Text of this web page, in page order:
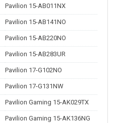
Pavilion 15-AB011NX
Pavilion 15-AB141NO
Pavilion 15-AB220NO
Pavilion 15-AB283UR
Pavilion 17-G102NO
Pavilion 17-G131NW
Pavilion Gaming 15-AK029TX
Pavilion Gaming 15-AK136NG